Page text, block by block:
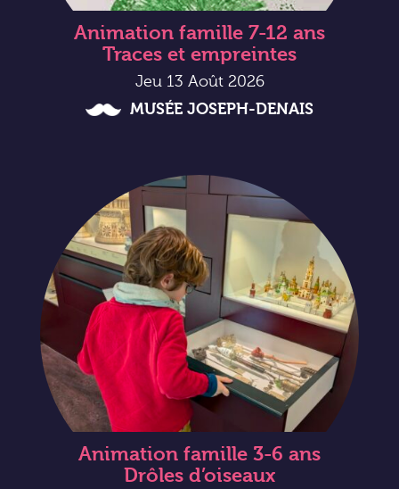
Animation famille 7-12 ans
Traces et empreintes
Jeu 13 Août 2026
MUSÉE JOSEPH-DENAIS
Animation famille 3-6 ans
Drôles d’oiseaux